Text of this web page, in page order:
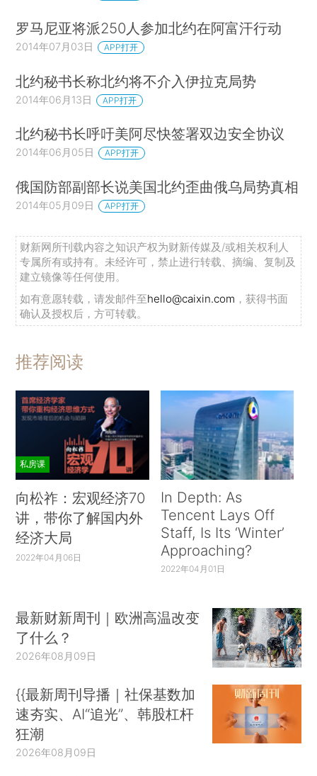
罗马尼亚将派250人参加北约在阿富汗行动
2014年07月03日 APP打开
北约秘书长称北约将不介入伊拉克局势
2014年06月13日 APP打开
北约秘书长呼吁美阿尽快签署双边安全协议
2014年06月05日 APP打开
俄国防部副部长说美国北约歪曲俄乌局势真相
2014年05月09日 APP打开
财新网所刊载内容之知识产权为财新传媒及/或相关权利人
专属所有或持有。未经许可，禁止进行转载、摘编、复制及
建立镜像等任何使用。
如有意愿转载，请发邮件至hello@caixin.com ，获得书面
确认及授权后，方可转载。
推荐阅读
私房课
向松祚：宏观经济70
讲，带你了解国内外
经济大局
2022年04月06日
In Depth: As
Tencent Lays Off
Staff, Is Its ‘Winter’
Approaching?
2022年04月01日
最新财新周刊｜欧洲高温改变
了什么？
2026年08月09日
{{最新周刊导播｜社保基数加
速夯实、AI“追光”、韩股杠杆
狂潮
2026年08月09日